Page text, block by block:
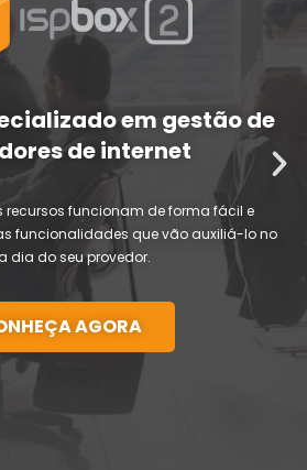
em gestão de
de internet
recursos funcionam de forma fácil e
funcionalidades que vão auxiliá-lo no
dia do seu provedor.
AGORA